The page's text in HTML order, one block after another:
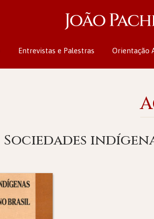
Entrevistas e Palestras Orientação
Sociedades